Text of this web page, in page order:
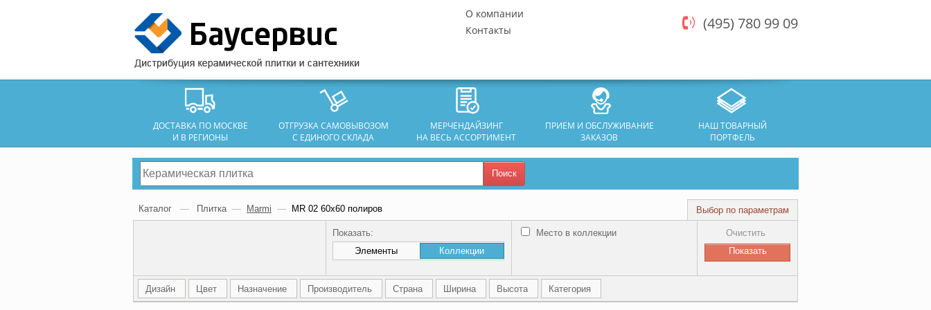
О компании
Контакты
(495) 780 99 09
ДОСТАВКА ПО МОСКВЕ
И В РЕГИОНЫ
ОТГРУЗКА САМОВЫВОЗОМ
С ЕДИНОГО СКЛАДА
МЕРЧЕНДАЙЗИНГ
НА ВЕСЬ АССОРТИМЕНТ
ПРИЕМ И ОБСЛУЖИВАНИЕ
ЗАКАЗОВ
НАШ ТОВАРНЫЙ
ПОРТФЕЛЬ
Поиск
Каталог — Плитка — Marmi — MR 02 60х60 полиров Выбор по параметрам
Показать:
Элементы
Коллекции
Место в коллекции Очистить
Дизайн Цвет Назначение Производитель Страна Ширина Высота Категория